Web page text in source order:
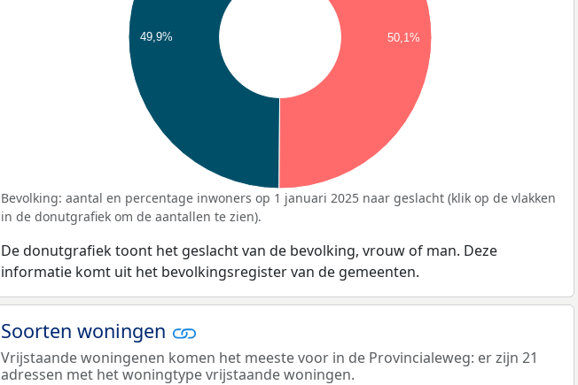
49,9% 50,1%
Bevolking: aantal en percentage inwoners op 1 januari 2025 naar geslacht (klik op de vlakken
in de donutgrafiek om de aantallen te zien).
De donutgrafiek toont het geslacht van de bevolking, vrouw of man. Deze
informatie komt uit het bevolkingsregister van de gemeenten.
Soorten woningen
Vrijstaande woningenen komen het meeste voor in de Provincialeweg: er zijn 21
adressen met het woningtype vrijstaande woningen.